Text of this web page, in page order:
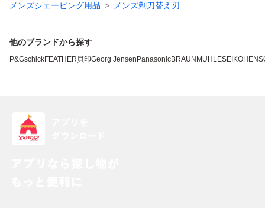
メンズシェービング用品
メンズ剃刀替え刃
他のブランドから探す
P&GschickFEATHER 貝印Georg Jensen PanasonicBRAUN MUHLESEIKO